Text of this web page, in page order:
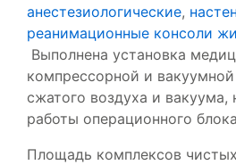
анестезиологические,
реанимационные консоли
Выполнена установка
компрессорной и
сжатого воздуха и
работы операционного
Площадь комплексов